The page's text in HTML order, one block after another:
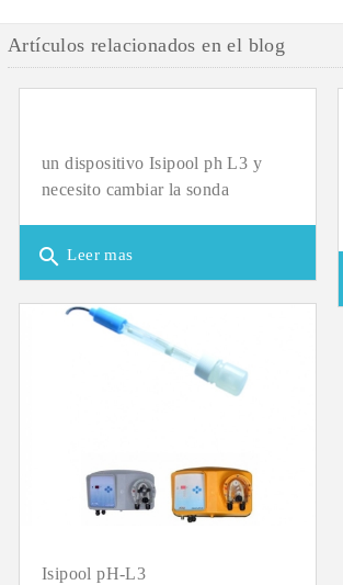
Artículos relacionados en el blog
un dispositivo Isipool ph L3 y
necesito cambiar la sonda
search Leer mas
Isipool pH-L3